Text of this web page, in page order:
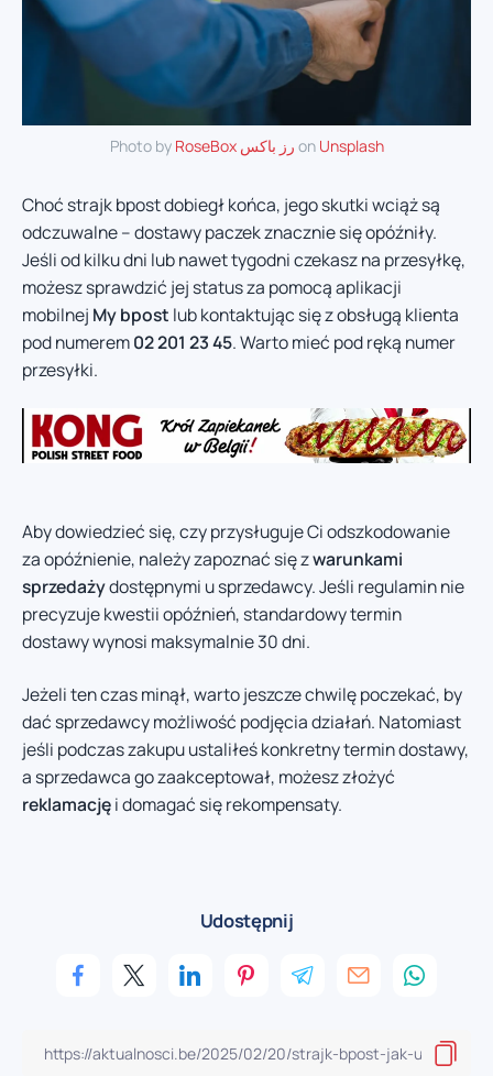
Photo by RoseBox رز باکس on Unsplash
Choć strajk bpost dobiegł końca, jego skutki wciąż są
odczuwalne – dostawy paczek znacznie się opóźniły.
Jeśli od kilku dni lub nawet tygodni czekasz na przesyłkę,
możesz sprawdzić jej status za pomocą aplikacji
mobilnej My bpost lub kontaktując się z obsługą klienta
pod numerem02 201 23 45. Warto mieć pod ręką numer
przesyłki.
Aby dowiedzieć się, czy przysługuje Ci odszkodowanie
za opóźnienie, należy zapoznać się zwarunkami
sprzedażydostępnymi u sprzedawcy. Jeśli regulamin nie
precyzuje kwestii opóźnień, standardowy termin
dostawy wynosi maksymalnie 30 dni.
Jeżeli ten czas minął, warto jeszcze chwilę poczekać, by
dać sprzedawcy możliwość podjęcia działań. Natomiast
jeśli podczas zakupu ustaliłeś konkretny termin dostawy,
a sprzedawca go zaakceptował, możesz złożyć
reklamacjęi domagać się rekompensaty.
Udostępnij